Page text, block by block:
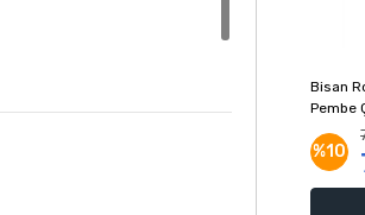
Bisan
Pembe
%10